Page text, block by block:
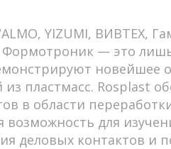
YIZUMI, ВИВТЕХ,
— это
новейшее
пластмасс. Rosplast
в области
возможность для
деловых контактов и